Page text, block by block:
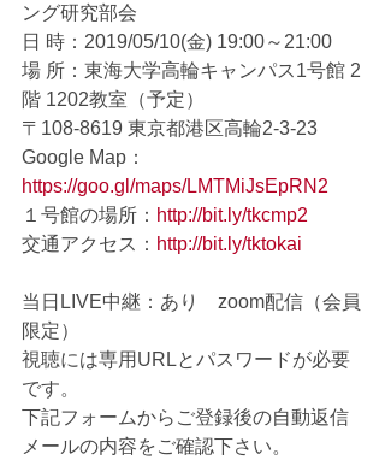
ング研究部会
日 時：2019/05/10(金) 19:00～21:00
場 所：東海大学高輪キャンパス1号館 2
階 1202教室（予定）
〒108-8619 東京都港区高輪2-3-23
Google Map：
https://goo.gl/maps/LMTMiJsEpRN2
１号館の場所： http://bit.ly/tkcmp2
交通アクセス： http://bit.ly/tktokai
当日LIVE中継：あり　zoom配信（会員
限定）
視聴には専用URLとパスワードが必要
です。
下記フォームからご登録後の自動返信
メールの内容をご確認下さい。